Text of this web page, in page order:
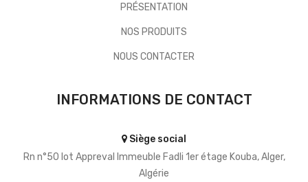
PRÉSENTATION
NOS PRODUITS
NOUS CONTACTER
INFORMATIONS DE CONTACT
Siège social
Rn n°50 lot Appreval Immeuble Fadli 1er étage Kouba, Alger,
Algérie